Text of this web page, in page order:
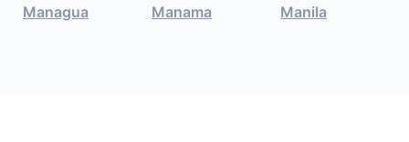
Managua
Manama
Manila